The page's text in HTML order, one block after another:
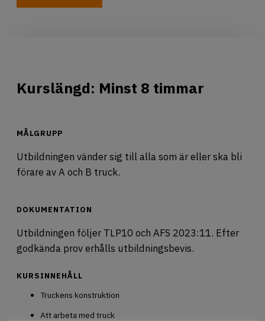
Kurslängd: Minst 8 timmar
MÅLGRUPP
Utbildningen vänder sig till alla som är eller ska bli
förare av A och B truck.
DOKUMENTATION
Utbildningen följer TLP10 och AFS 2023:11. Efter
godkända prov erhålls utbildningsbevis.
KURSINNEHÅLL
Truckens konstruktion
Att arbeta med truck